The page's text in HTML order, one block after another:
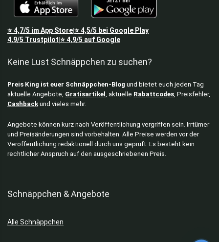
⭐4,7/5 im App Store⭐4,5/5 bei Google Play
4,9/5 Trustpilot ⭐4,9/5 auf Google
Keine Lust Schnäppchen zu suchen?
Preis King ist euer Schnäppchen-Blog und bietet euch jeden Tag
aktuelle Angebote, Gratisartikel , aktuelle Rabattcodes, Preisfehler,
Cashbackund vieles mehr.
Angebote können kurz nach Veröffentlichung vergriffen sein. Irrtümer
und Preisänderungen sind vorbehalten. Alle Preise werden vor der
Veröffentlichung redaktionell durch uns geprüft. Es besteht kein
rechtlicher Anspruch auf den ausgeschriebenen Preis.
Schnäppchen & Angebote
Alle Schnäppchen